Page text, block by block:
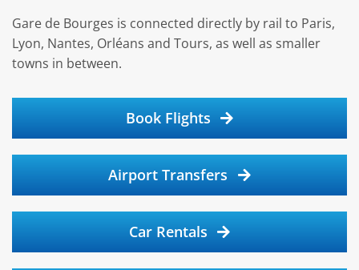
Gare de Bourges is connected directly by rail to Paris,
Lyon, Nantes, Orléans and Tours, as well as smaller
towns in between.
Book Flights
Airport Transfers
Car Rentals